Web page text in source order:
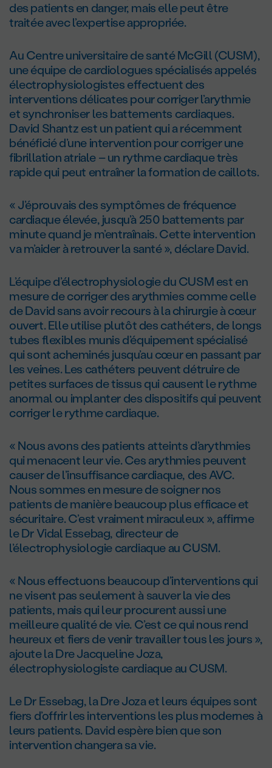
des patients en danger, mais elle peut être
traitée avec l’expertise appropriée.
Au Centre universitaire de santé McGill (CUSM),
une équipe de cardiologues spécialisés appelés
électrophysiologistes effectuent des
interventions délicates pour corriger l’arythmie
et synchroniser les battements cardiaques.
David Shantz est un patient qui a récemment
bénéficié d’une intervention pour corriger une
fibrillation atriale – un rythme cardiaque très
rapide qui peut entraîner la formation de caillots.
« J’éprouvais des symptômes de fréquence
cardiaque élevée, jusqu’à 250 battements par
minute quand je m’entraînais. Cette intervention
va m’aider à retrouver la santé », déclare David.
L’équipe d’électrophysiologie du CUSM est en
mesure de corriger des arythmies comme celle
de David sans avoir recours à la chirurgie à cœur
ouvert. Elle utilise plutôt des cathéters, de longs
tubes flexibles munis d’équipement spécialisé
qui sont acheminés jusqu’au cœur en passant par
les veines. Les cathéters peuvent détruire de
petites surfaces de tissus qui causent le rythme
anormal ou implanter des dispositifs qui peuvent
corriger le rythme cardiaque.
« Nous avons des patients atteints d’arythmies
qui menacent leur vie. Ces arythmies peuvent
causer de l’insuffisance cardiaque, des AVC.
Nous sommes en mesure de soigner nos
patients de manière beaucoup plus efficace et
sécuritaire. C’est vraiment miraculeux », affirme
le DrVidal Essebag, directeur de
l’électrophysiologie cardiaque au CUSM.
« Nous effectuons beaucoup d’interventions qui
ne visent pas seulement à sauver la vie des
patients, mais qui leur procurent aussi une
meilleure qualité de vie. C’est ce qui nous rend
heureux et fiers de venir travailler tous les jours »,
ajoute la DreJacqueline Joza,
électrophysiologiste cardiaque au CUSM.
Le DrEssebag, la DreJoza et leurs équipes sont
fiers d’offrir les interventions les plus modernes à
leurs patients. David espère bien que son
intervention changera sa vie.